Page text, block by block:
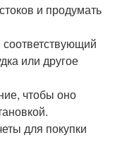
и продумать
или другое
чтобы оно
для покупки